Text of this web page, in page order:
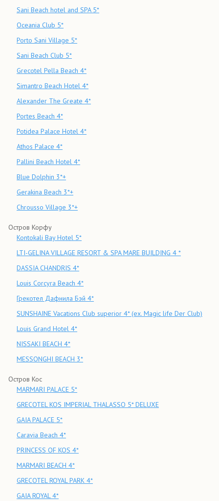
Sani Beach hotel and SPA 5*
Oceania Club 5*
Porto Sani Village 5*
Sani Beach Club 5*
Grecotel Pella Beach 4*
Simantro Beach Hotel 4*
Alexander The Greate 4*
Portes Beach 4*
Potidea Palace Hotel 4*
Athos Palace 4*
Pallini Beach Hotel 4*
Blue Dolphin 3*+
Gerakina Beach 3*+
Chrousso Village 3*+
Остров Корфу
Kontokali Bay Hotel 5*
LTI-GELINA VILLAGE RESORT & SPA MARE BUILDING 4 *
DASSIA CHANDRIS 4*
Louis Corcyra Beach 4*
Грекотел Дафнила Бэй 4*
SUNSHAINE Vacations Club superior 4* (ex. Magic life Der Club)
Louis Grand Hotel 4*
NISSAKI BEACH 4*
MESSONGHI BEACH 3*
Остров Кос
MARMARI PALACE 5*
GRECOTEL KOS IMPERIAL THALASSO 5* DELUXE
GAIA PALACE 5*
Caravia Beach 4*
PRINCESS OF KOS 4*
MARMARI BEACH 4*
GRECOTEL ROYAL PARK 4*
GAIA ROYAL 4*